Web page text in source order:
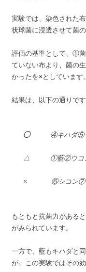
実験では、染色された
状球菌に浸透させて菌
評価の基準として、①
ていない布より、菌の
かったを×としています。
結果は、以下の通りです
◯ ④キハダ⑤
△ ①藍②ウコ
× ⑥シコン⑦セ
もともと抗菌力がある
がみられています。
一方で、藍もキハダと
が、この実験ではその